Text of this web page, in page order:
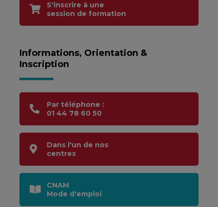
S'inscrire à une
session de formation
Informations, Orientation &
Inscription
Par téléphone :
01 44 78 60 50
Dans l'un de nos
centres
CNAM
Mode d'emploi